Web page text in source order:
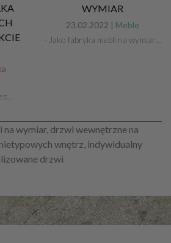
WYMIAR
23.02.2022 | Meble
- Jako fabryka mebli na wymiar…
na wymiar, drzwi wewnętrzne na
wnętrz, indywidualny
drzwi